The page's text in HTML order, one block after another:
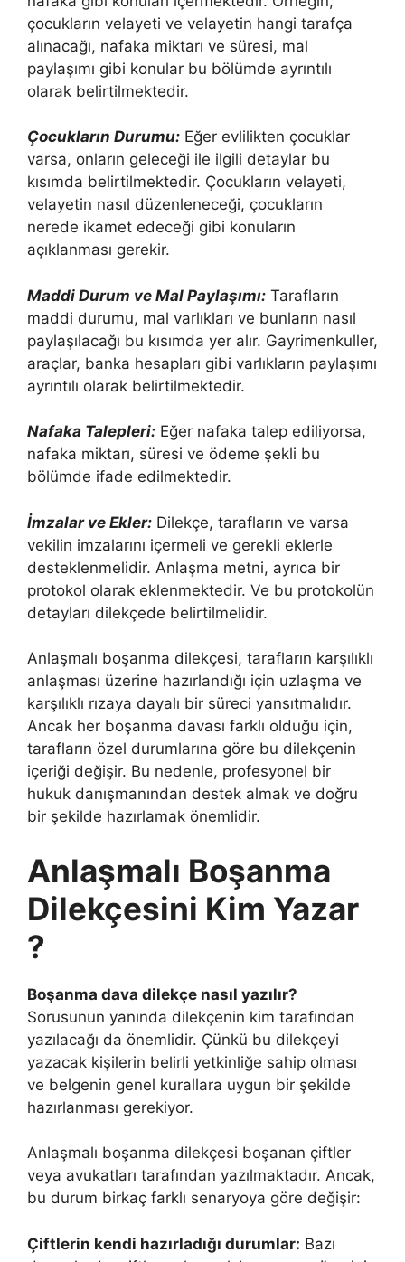
çocukların velayeti ve velayetin hangi tarafça
alınacağı, nafaka miktarı ve süresi, mal
paylaşımı gibi konular bu bölümde ayrıntılı
olarak belirtilmektedir.
Çocukların Durumu: Eğer evlilikten çocuklar
varsa, onların geleceği ile ilgili detaylar bu
kısımda belirtilmektedir. Çocukların velayeti,
velayetin nasıl düzenleneceği, çocukların
nerede ikamet edeceği gibi konuların
açıklanması gerekir.
Maddi Durum ve Mal Paylaşımı: Tarafların
maddi durumu, mal varlıkları ve bunların nasıl
paylaşılacağı bu kısımda yer alır. Gayrimenkuller,
araçlar, banka hesapları gibi varlıkların paylaşımı
ayrıntılı olarak belirtilmektedir.
Nafaka Talepleri: Eğer nafaka talep ediliyorsa,
nafaka miktarı, süresi ve ödeme şekli bu
bölümde ifade edilmektedir.
İmzalar ve Ekler: Dilekçe, tarafların ve varsa
vekilin imzalarını içermeli ve gerekli eklerle
desteklenmelidir. Anlaşma metni, ayrıca bir
protokol olarak eklenmektedir. Ve bu protokolün
detayları dilekçede belirtilmelidir.
Anlaşmalı boşanma dilekçesi, tarafların karşılıklı
anlaşması üzerine hazırlandığı için uzlaşma ve
karşılıklı rızaya dayalı bir süreci yansıtmalıdır.
Ancak her boşanma davası farklı olduğu için,
tarafların özel durumlarına göre bu dilekçenin
içeriği değişir. Bu nedenle, profesyonel bir
hukuk danışmanından destek almak ve doğru
bir şekilde hazırlamak önemlidir.
Anlaşmalı Boşanma
Dilekçesini Kim Yazar
?
Boşanma dava dilekçe nasıl yazılır?
Sorusunun yanında dilekçenin kim tarafından
yazılacağı da önemlidir. Çünkü bu dilekçeyi
yazacak kişilerin belirli yetkinliğe sahip olması
ve belgenin genel kurallara uygun bir şekilde
hazırlanması gerekiyor.
Anlaşmalı boşanma dilekçesi boşanan çiftler
veya avukatları tarafından yazılmaktadır. Ancak,
bu durum birkaç farklı senaryoya göre değişir:
Çiftlerin kendi hazırladığı durumlar: Bazı